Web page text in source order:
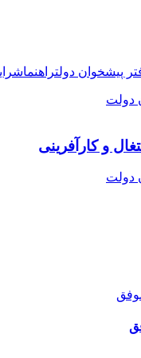
پیشخوان دولتراهنما
و کارآفرینی